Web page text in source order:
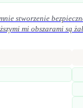
stworzenie
mi obszarami są
procesach